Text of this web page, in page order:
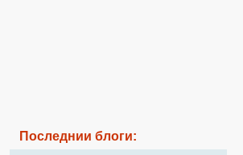
Последнии блоги: